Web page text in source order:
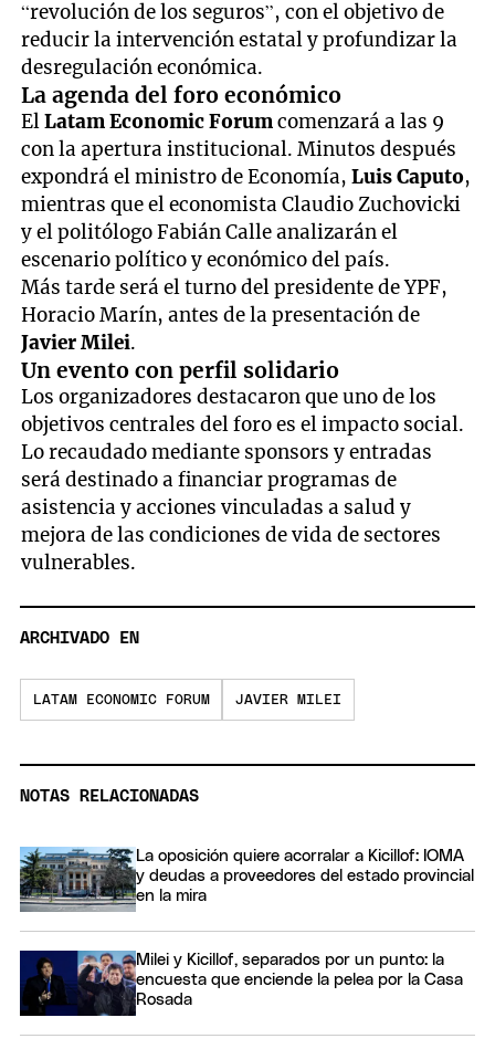
“revolución de los seguros”, con el objetivo de
reducir la intervención estatal y profundizar la
desregulación económica.
La agenda del foro económico
ElLatam Economic Forumcomenzará a las 9
con la apertura institucional. Minutos después
expondrá el ministro de Economía,Luis Caputo,
mientras que el economista Claudio Zuchovicki
y el politólogo Fabián Calle analizarán el
escenario político y económico del país.
Más tarde será el turno del presidente de YPF,
Horacio Marín, antes de la presentación de
Javier Milei.
Un evento con perfil solidario
Los organizadores destacaron que uno de los
objetivos centrales del foro es el impacto social.
Lo recaudado mediante sponsors y entradas
será destinado a financiar programas de
asistencia y acciones vinculadas a salud y
mejora de las condiciones de vida de sectores
vulnerables.
ARCHIVADO EN
LATAM ECONOMIC FORUM JAVIER MILEI
NOTAS RELACIONADAS
La oposición quiere acorralar a Kicillof: IOMA
y deudas a proveedores del estado provincial
en la mira
Milei y Kicillof, separados por un punto: la
encuesta que enciende la pelea por la Casa
Rosada